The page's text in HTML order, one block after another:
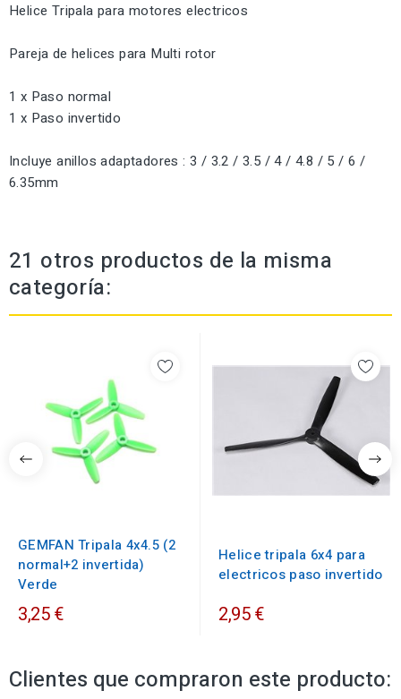
Helice Tripala para motores electricos
Pareja de helices para Multi rotor
1 x Paso normal
1 x Paso invertido
Incluye anillos adaptadores : 3 / 3.2 / 3.5 / 4 / 4.8 / 5 / 6 /
6.35mm
21 otros productos de la misma
categoría:
GEMFAN Tripala 4x4.5 (2
normal+2 invertida)
Verde
3,25 €
Helice tripala 6x4 para
electricos paso invertido
2,95 €
Clientes que compraron este producto: